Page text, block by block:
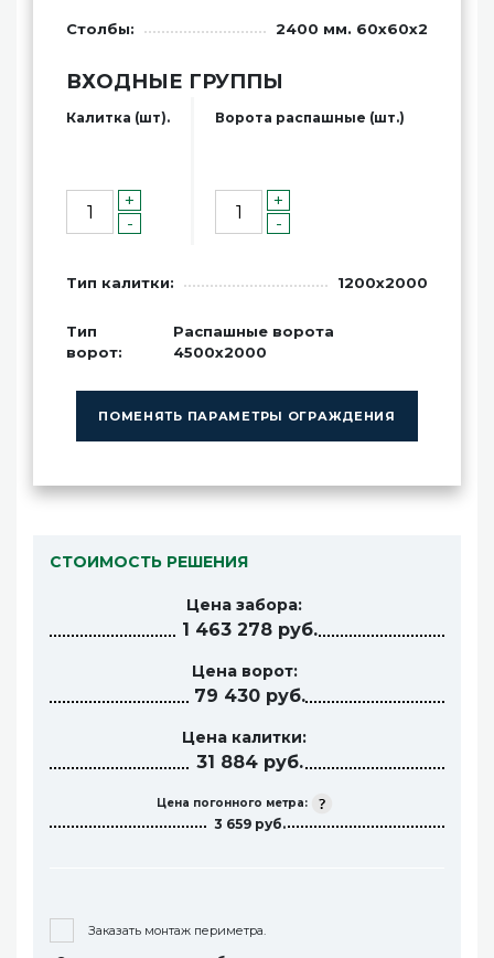
Столбы: 2400 мм. 60x60x2
ВХОДНЫЕ ГРУППЫ
Калитка (шт).
+
-
Ворота распашные (шт.)
+
-
Тип калитки: 1200x2000
Тип
ворот:
Распашные ворота
4500x2000
ПОМЕНЯТЬ ПАРАМЕТРЫ ОГРАЖДЕНИЯ
СТОИМОСТЬ РЕШЕНИЯ
Цена забора:
1 463 278 руб.
Цена ворот:
79 430 руб.
Цена калитки:
31 884 руб.
Цена погонного метра:
3 659 руб.
Заказать монтаж периметра.